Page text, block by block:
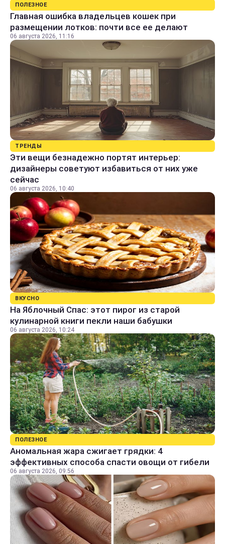
ПОЛЕЗНОЕ
Главная ошибка владельцев кошек при
размещении лотков: почти все ее делают
06 августа 2026, 11:16
ТРЕНДЫ
Эти вещи безнадежно портят интерьер:
дизайнеры советуют избавиться от них уже
сейчас
06 августа 2026, 10:40
ВКУСНО
На Яблочный Спас: этот пирог из старой
кулинарной книги пекли наши бабушки
06 августа 2026, 10:24
ПОЛЕЗНОЕ
Аномальная жара сжигает грядки: 4
эффективных способа спасти овощи от гибели
06 августа 2026, 09:56